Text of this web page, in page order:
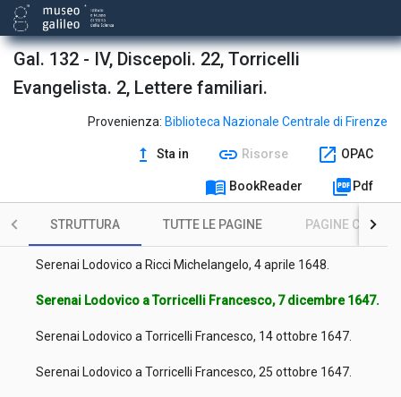
Gal. 132 - IV, Discepoli. 22, Torricelli
Evangelista. 2, Lettere familiari.
Provenienza: Biblioteca Nazionale Centrale di Firenze
upgrade Sta in link Risorse open_in_new OPAC
menu_book BookReader picture_as_pdf Pdf
STRUTTURA TUTTE LE PAGINE PAGINE CON
Ghilardi Placido a Serenai Lodovico, 9 novembre 1649.
Serenai Lodovico a Maffei Giulio, 26 dicembre 1647.
Maffei Giulio a Serenai Lodovico, 10 dicembre 1647.
Serenai Lodovico a Rosa Salvatore, 20 ottobre 1647.
Serenai Lodovico a Monanni Monanno, 2 novembre 1647.
Monanni Monanno a Serenai Lodovico, 9 novembre 1647.
Ricci Michelangelo a Serenai Lodovico, 11 aprile 1648.
Serenai Lodovico a Ricci Michelangelo, 4 aprile 1648.
Serenai Lodovico a Torricelli Francesco, 7 dicembre 1647.
Serenai Lodovico a Torricelli Francesco, 14 ottobre 1647.
Serenai Lodovico a Torricelli Francesco, 25 ottobre 1647.